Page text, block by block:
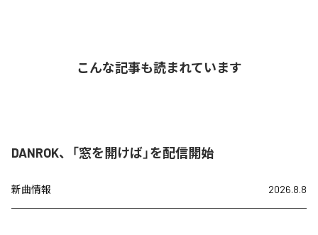
こんな記事も読まれています
DANROK、「窓を開けば」を配信開始
新曲情報 2026.8.8